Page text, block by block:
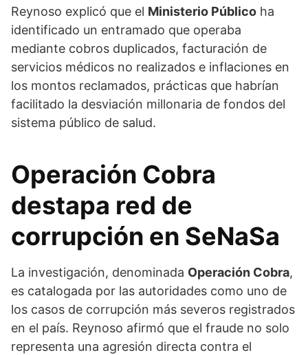
Reynoso explicó que el Ministerio Público ha
identificado un entramado que operaba
mediante cobros duplicados, facturación de
servicios médicos no realizados e inflaciones en
los montos reclamados, prácticas que habrían
facilitado la desviación millonaria de fondos del
sistema público de salud.
Operación Cobra
destapa red de
corrupción en SeNaSa
La investigación, denominada Operación Cobra,
es catalogada por las autoridades como uno de
los casos de corrupción más severos registrados
en el país. Reynoso afirmó que el fraude no solo
representa una agresión directa contra el